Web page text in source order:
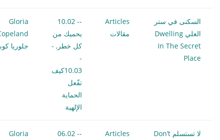
السكنى في ستر
العلي Dwelling
In The Secret
Place
Articles
مقالات
-- 10.02
يحميك من
كل خطر,
-
-
10.03كيف
تفّعل
الحماية
الإلهية
Gloria
جلوريا
لا تستسلم Don’t
Articles
-- 06.02
Gloria